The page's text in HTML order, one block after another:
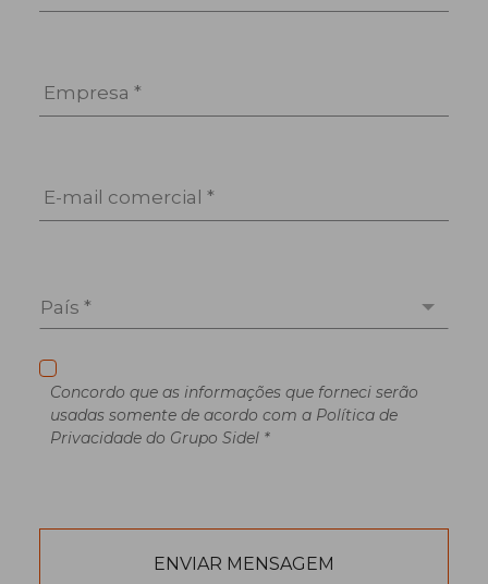
Empresa *
E-mail comercial *
País *
Concordo que as informações que forneci serão
usadas somente de acordo com a Política de
Privacidade do Grupo Sidel *